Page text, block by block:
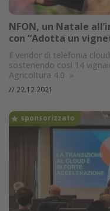
NFON, un Natale
con “Adotta un
Il vendor di telefonia
sostenendo così 14
Agricoltura 4.0 »
// 22.12.2021